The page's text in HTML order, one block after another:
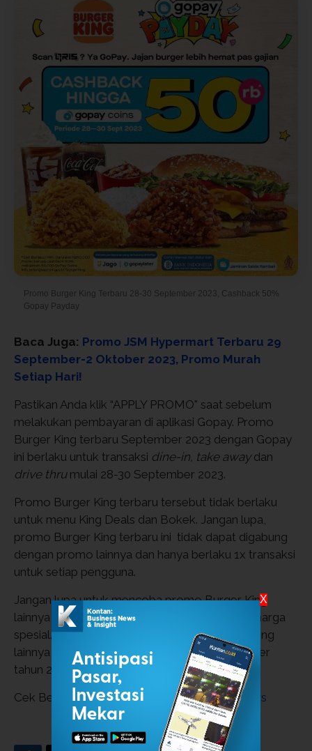
Promo Burger King Terbaru 28-30 September 2023, Cashback 50%
Gopay Payday
Baca Juga: Promo JSM Hypermart Terbaru 29
September-2 Oktober 2023, Promo Murah
Setiap Hari!
Pastikan Anda klik “APPLY PROMO" saat sebelum
melakukan pembayaran di aplikasi Gopay. Promo
Burger King terbaru September 2023 dengan Gopay
ini berlaku untuk transaksi dine-in, take awaydan
drive thru mulai 28-30 September 2023.
Promo Burger King terbaru tersebut tidak berlaku
untuk menu King Deals dan Bokek. Jangan lupa,
promo Burger King terbaru ini tidak dapat digabung
dengan promo lainnya dan hanya berlaku 1x transaksi
untuk setiap pengguna.
Jangan lupa untuk mencoba promo Burger King
lainnya yang memberikan menu lezat dengan harga
spesial. Nantikan juga promo-promo Burger King
lainnya yang akan hadir di akhir bulan September
tahun 2023 ini.
Cek Berita dan Artikel yang lain diGoogle News
X